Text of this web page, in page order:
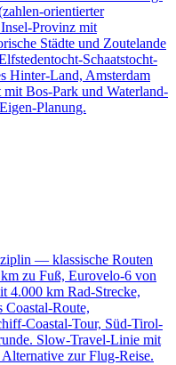
orientierter
Provinz mit
Städte und Zoutelande
Schaatstocht-
Hinter-Land, Amsterdam
mit Bos-Park und Waterland-
Planung.
— klassische Routen
zu Fuß, Eurovelo-6 von
4.000 km Rad-Strecke,
Coastal-Route,
Coastal-Tour, Süd-Tirol-
Slow-Travel-Linie mit
zur Flug-Reise.